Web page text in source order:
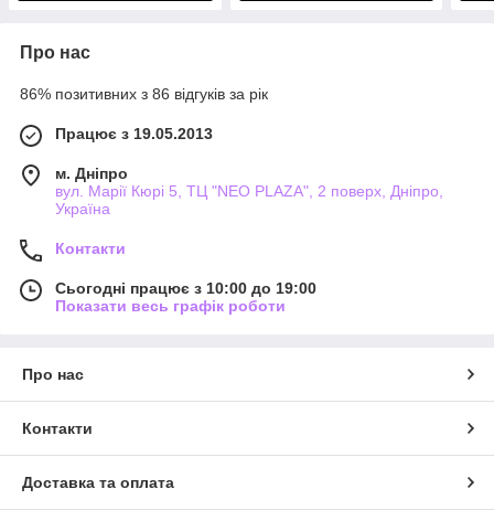
Про нас
86% позитивних з 86 відгуків за рік
Працює з 19.05.2013
м. Дніпро
вул. Марії Кюрі 5, ТЦ "NEO PLAZA", 2 поверх, Дніпро,
Україна
Контакти
Сьогодні працює з 10:00 до 19:00
Показати весь графік роботи
Про нас
Контакти
Доставка та оплата